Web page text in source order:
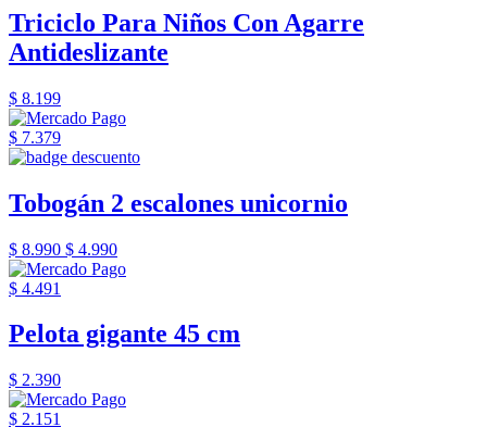
Triciclo Para Niños Con Agarre
Antideslizante
$ 8.199
$ 7.379
Tobogán 2 escalones unicornio
$ 8.990 $ 4.990
$ 4.491
Pelota gigante 45 cm
$ 2.390
$ 2.151